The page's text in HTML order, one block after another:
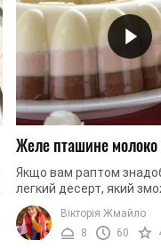
Желе пташине молоко
Якщо вам раптом
легкий десерт, який
сподобатися
зупинити свій вибір на
назвою "Пташине ...
Вікторія Жмайло
8
60